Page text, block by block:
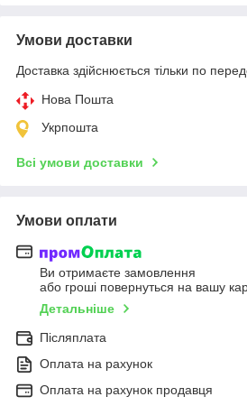
Умови доставки
Доставка здійснюється тільки по
Нова Пошта
Укрпошта
Всі умови доставки
Умови оплати
Ви отримаєте замовлення
або гроші повернуться на вашу
Детальніше
Післяплата
Оплата на рахунок
Оплата на рахунок продавця